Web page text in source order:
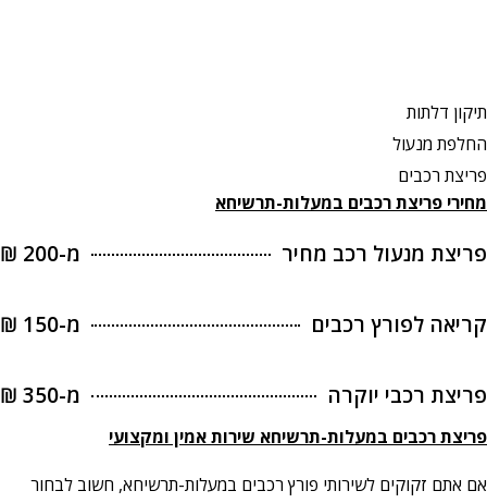
תיקון דלתות
החלפת מנעול
פריצת רכבים
מחירי פריצת רכבים במעלות-תרשיחא
פריצת מנעול רכב מחיר מ-200 ₪
קריאה לפורץ רכבים מ-150 ₪
פריצת רכבי יוקרה מ-350 ₪
פריצת רכבים במעלות-תרשיחא שירות אמין ומקצועי
אם אתם זקוקים לשירותי פורץ רכבים במעלות-תרשיחא, חשוב לבחור